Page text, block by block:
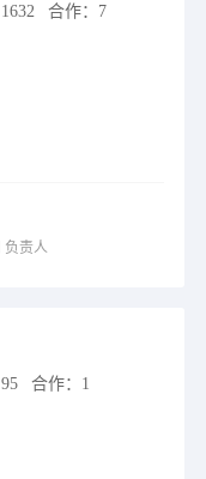
1632 合作： 7
负责人
95 合作： 1